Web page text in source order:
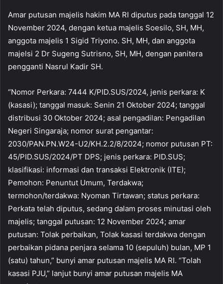
Amar putusan majelis hakim MA RI diputus pada tanggal 12
November 2024, dengan ketua majelis Soesilo, SH, MH,
anggota majelis 1 Sigid Triyono. SH, MH, dan anggota
majelsi 2 Dr Sugeng Sutrisno, SH, MH, dengan panitera
pengganti Nasrul Kadir SH.
“Nomor Perkara: 7444 K/PID.SUS/2024, jenis perkara: K
(kasasi); tanggal masuk: Senin 21 Oktober 2024; tanggal
distribusi 30 Oktober 2024; asal pengadilan: Pengadilan
Negeri Singaraja; nomor surat pengantar:
2030/PAN.PN.W24-U2/KH.2.2/8/2024; nomor putusan PT:
45/PID.SUS/2024/PT DPS; jenis perkara: PID.SUS;
klasifikasi: informasi dan transaksi Elektronik (ITE);
Pemohon: Penuntut Umum, Terdakwa;
termohon/terdakwa: Nyoman Tirtawan; status perkara:
Perkata telah diputus, sedang dalam proses minutasi oleh
majelis; tanggal putusan: 12 November 2024; amar
putusan: Tolak perbaikan, Tolak kasasi terdakwa dengan
perbaikan pidana penjara selama 10 (sepuluh) bulan, MP 1
(satu) tahun,” bunyi amar putusan majelis MA RI. “Tolah
kasasi PJU,” lanjut bunyi amar putusan majelis MA